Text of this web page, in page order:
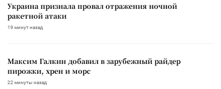
Украина признала провал отражения ночной
ракетной атаки
19 минут назад
Максим Галкин добавил в зарубежный райдер
пирожки, хрен и морс
22 минуты назад